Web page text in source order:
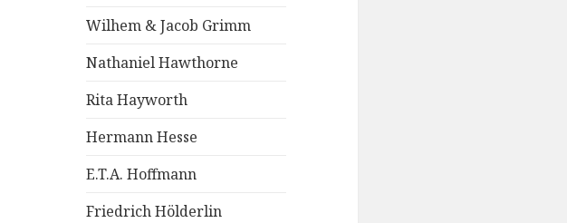
Wilhem & Jacob Grimm
Nathaniel Hawthorne
Rita Hayworth
Hermann Hesse
E.T.A. Hoffmann
Friedrich Hölderlin